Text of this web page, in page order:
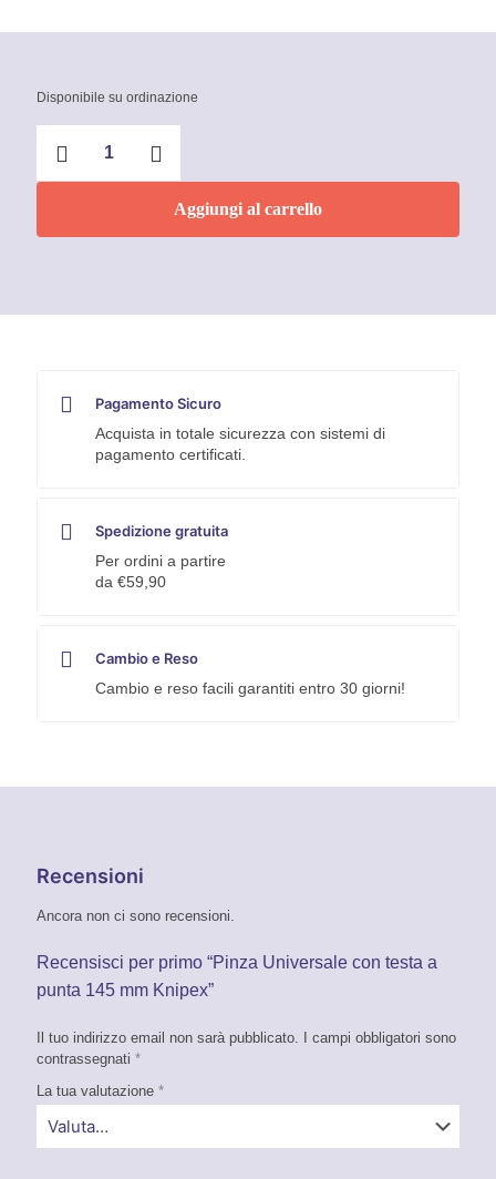
Disponibile su ordinazione
con
punta
Aggiungi al carrello
Pagamento Sicuro
Acquista in totale sicurezza con sistemi di
pagamento certificati.
Spedizione gratuita
Per ordini a partire
da €59,90
Cambio e Reso
Cambio e reso facili garantiti entro 30 giorni!
Recensioni
Ancora non ci sono recensioni.
Recensisci per primo “Pinza Universale con testa a
punta 145 mm Knipex”
Il tuo indirizzo email non sarà pubblicato.
I campi obbligatori sono
contrassegnati *
La tua valutazione *